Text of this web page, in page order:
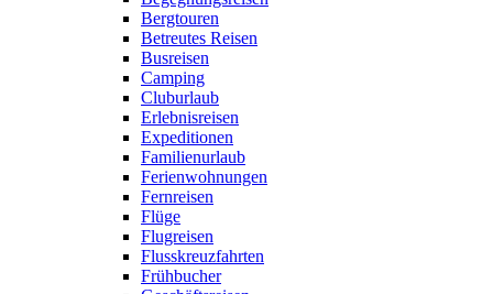
Bergtouren
Betreutes Reisen
Busreisen
Camping
Cluburlaub
Erlebnisreisen
Expeditionen
Familienurlaub
Ferienwohnungen
Fernreisen
Flüge
Flugreisen
Flusskreuzfahrten
Frühbucher